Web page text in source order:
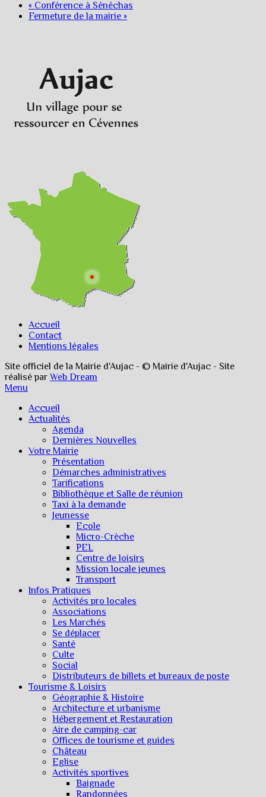
« Conférence à Sénéchas
Fermeture de la mairie »
Accueil
Contact
Mentions légales
Site officiel de la Mairie d'Aujac - © Mairie d'Aujac - Site
réalisé parWeb Dream
Menu
Accueil
Actualités
Agenda
Dernières Nouvelles
Votre Mairie
Présentation
Démarches administratives
Tarifications
Bibliothèque et Salle de réunion
Taxi à la demande
Jeunesse
Ecole
Micro-Crèche
PEL
Centre de loisirs
Mission locale jeunes
Transport
Infos Pratiques
Activités pro locales
Associations
Les Marchés
Se déplacer
Santé
Culte
Social
Distributeurs de billets et bureaux de poste
Tourisme & Loisirs
Géographie & Histoire
Architecture et urbanisme
Hébergement et Restauration
Aire de camping-car
Offices de tourisme et guides
Château
Eglise
Activités sportives
Baignade
Randonnées